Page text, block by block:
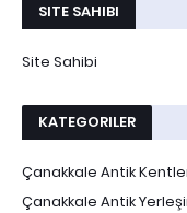
SITE SAHIBI
Site Sahibi
KATEGORILER
Çanakkale Antik
Çanakkale Antik